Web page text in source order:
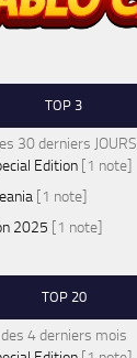
TOP 3
30 derniers JOURS
Edition [1 note]
[1 note]
2025 [1 note]
TOP 20
des 4 derniers mois